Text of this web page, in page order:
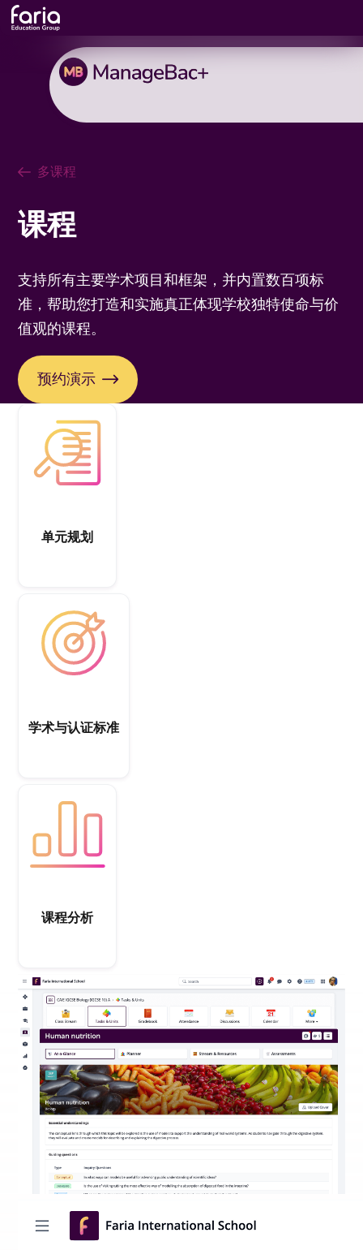
多课程
课程
支持所有主要学术项目和框架，并内置数百项标
准，帮助您打造和实施真正体现学校独特使命与价
值观的课程。
预约演示
单元规划
学术与认证标准
课程分析